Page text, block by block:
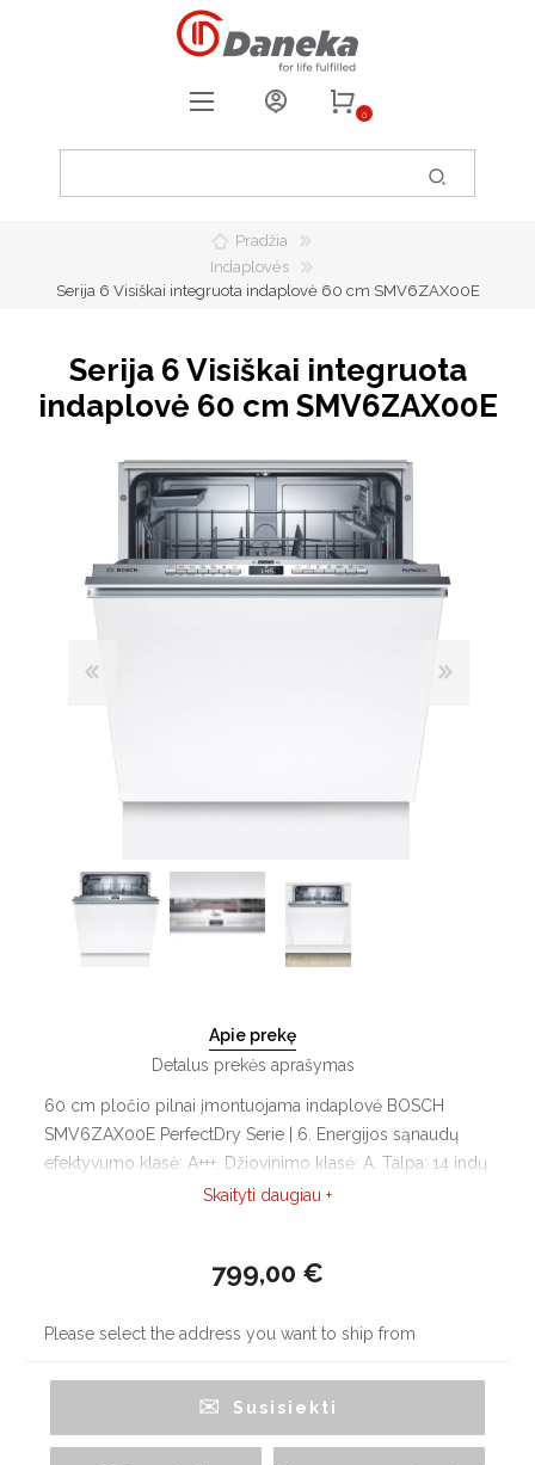
0
0
Pradžia
Indaplovės
Serija 6 Visiškai integruota indaplovė 60 cm SMV6ZAX00E
Serija 6 Visiškai integruota
indaplovė 60 cm SMV6ZAX00E
Apie prekę
Detalus prekės aprašymas
60 cm pločio pilnai įmontuojama indaplovė BOSCH
SMV6ZAX00E PerfectDry Serie | 6. Energijos sąnaudų
efektyvumo klasė: A+++. Džiovinimo klasė: A. Talpa: 14 indų
komplektų. Zeolith® - džiovinimas. Home Connect
Skaityti daugiau +
799,00 €
Please select the address you want to ship from
Susisiekti